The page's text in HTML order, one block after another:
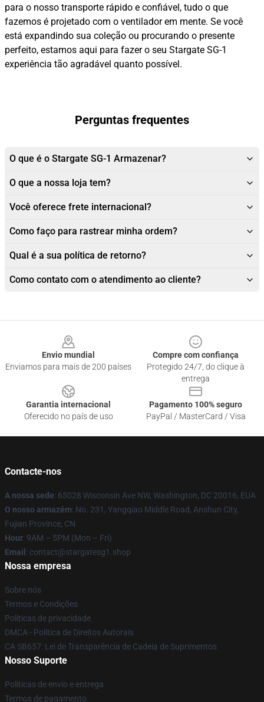
para o nosso transporte rápido e confiável, tudo o que
fazemos é projetado com o ventilador em mente. Se você
está expandindo sua coleção ou procurando o presente
perfeito, estamos aqui para fazer o seu Stargate SG-1
experiência tão agradável quanto possível.
Perguntas frequentes
O que é o Stargate SG-1 Armazenar?
O que a nossa loja tem?
Você oferece frete internacional?
Como faço para rastrear minha ordem?
Qual é a sua política de retorno?
Como contato com o atendimento ao cliente?
Envio mundial
Enviamos para mais de 200 países
Compre com confiança
Protegido 24/7, do clique à
entrega
Garantia internacional
Oferecido no país de uso
Pagamento 100% seguro
PayPal / MasterCard / Visa
Contacte-nos
A nossa sede: 65028 Wisconsin Ave NW, Washington, DC 20016, EUA
O nosso armazém: No. 231, Yangqiao Middle Road, Anshun City,
Fujian Province, CN
Hour: 9AM – 5PM (Mon – Fri)
Email : contact@stargatesg1.shop
Nossa empresa
Sobre nós
Termos e Condições
Políticas de privacidade
DMCA - Política de Direitos Autorais
CA SB657: Lei de Transparência de Cadeia de Suprimentos
Nosso Suporte
Políticas de envio e entrega
Termos de pagamento